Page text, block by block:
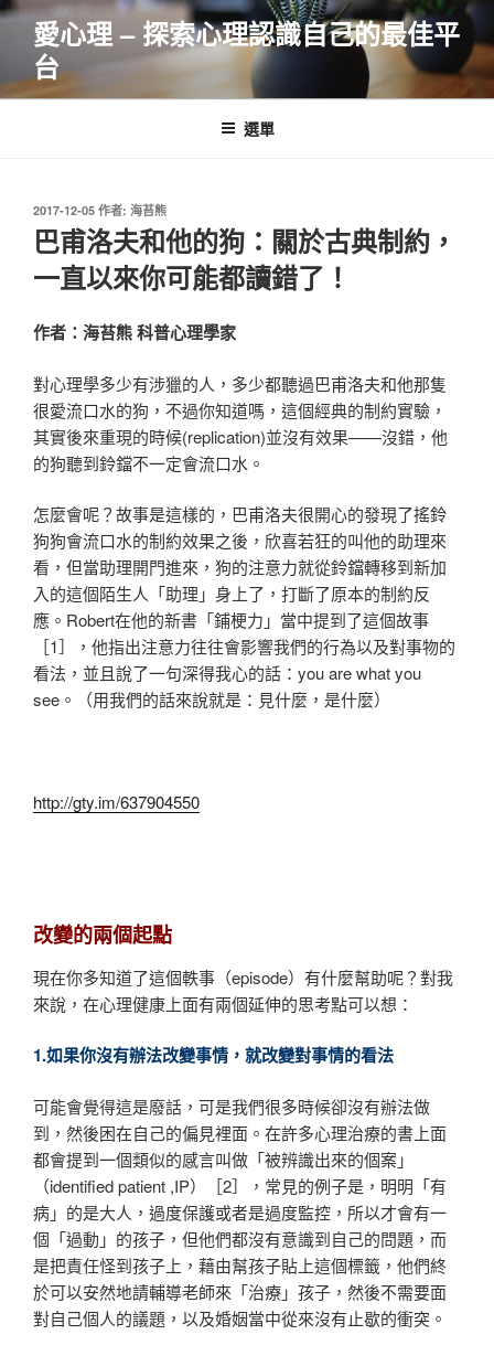
跳
要
愛心理 – 探索心理認識自己的最佳平
台
選單
發
佈
於
2017-12-05 作者: 海苔熊
巴甫洛夫和他的狗：關於古典制約，
一直以來你可能都讀錯了！
作者：海苔熊 科普心理學家
對心理學多少有涉獵的人，多少都聽過巴甫洛夫和他那隻
很愛流口水的狗，不過你知道嗎，這個經典的制約實驗，
其實後來重現的時候(replication)並沒有效果——沒錯，他
的狗聽到鈴鐺不一定會流口水。
怎麼會呢？故事是這樣的，巴甫洛夫很開心的發現了搖鈴
狗狗會流口水的制約效果之後，欣喜若狂的叫他的助理來
看，但當助理開門進來，狗的注意力就從鈴鐺轉移到新加
入的這個陌生人「助理」身上了，打斷了原本的制約反
應。Robert在他的新書「鋪梗力」當中提到了這個故事
［1］，他指出注意力往往會影響我們的行為以及對事物的
看法，並且說了一句深得我心的話：you are what you
see。（用我們的話來說就是：見什麼，是什麼）
http://gty.im/637904550
改變的兩個起點
現在你多知道了這個軼事（episode）有什麼幫助呢？對我
來說，在心理健康上面有兩個延伸的思考點可以想：
1.如果你沒有辦法改變事情，就改變對事情的看法
可能會覺得這是廢話，可是我們很多時候卻沒有辦法做
到，然後困在自己的偏見裡面。在許多心理治療的書上面
都會提到一個類似的感言叫做「被辨識出來的個案」
（identified patient ,IP）［2］，常見的例子是，明明「有
病」的是大人，過度保護或者是過度監控，所以才會有一
個「過動」的孩子，但他們都沒有意識到自己的問題，而
是把責任怪到孩子上，藉由幫孩子貼上這個標籤，他們終
於可以安然地請輔導老師來「治療」孩子，然後不需要面
對自己個人的議題，以及婚姻當中從來沒有止歇的衝突。